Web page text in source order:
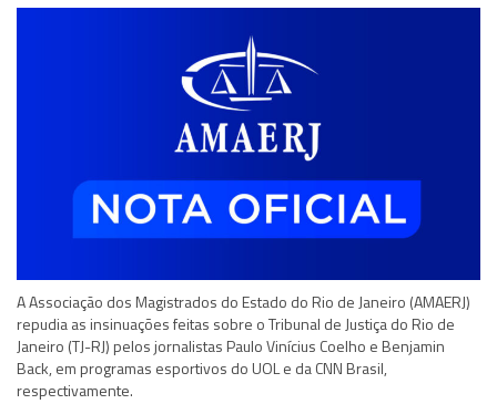
A Associação dos Magistrados do Estado do Rio de Janeiro (AMAERJ)
repudia as insinuações feitas sobre o Tribunal de Justiça do Rio de
Janeiro (TJ-RJ) pelos jornalistas Paulo Vinícius Coelho e Benjamin
Back, em programas esportivos do UOL e da CNN Brasil,
respectivamente.